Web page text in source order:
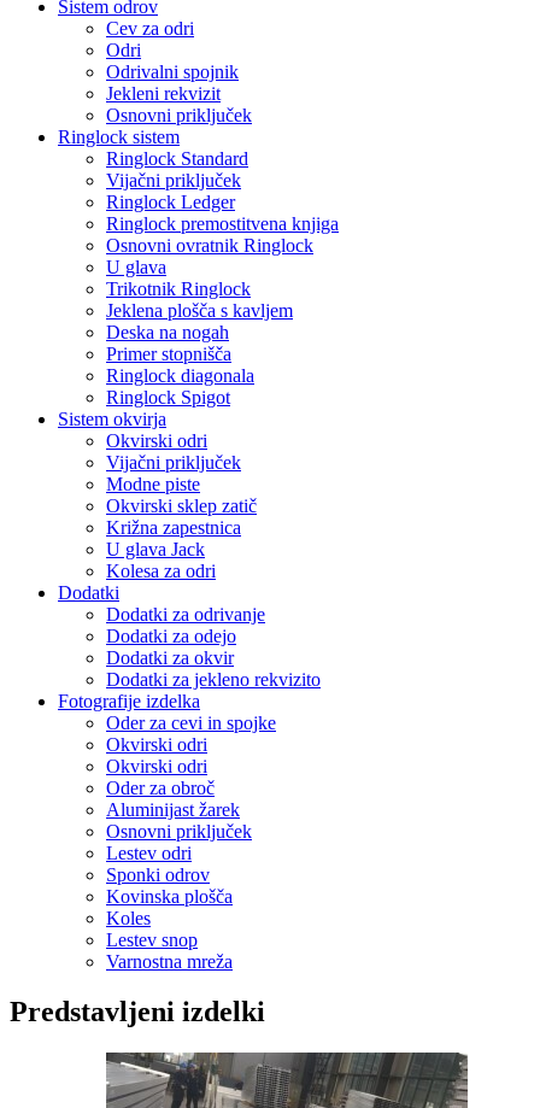
Sistem odrov
Cev za odri
Odri
Odrivalni spojnik
Jekleni rekvizit
Osnovni priključek
Ringlock sistem
Ringlock Standard
Vijačni priključek
Ringlock Ledger
Ringlock premostitvena knjiga
Osnovni ovratnik Ringlock
U glava
Trikotnik Ringlock
Jeklena plošča s kavljem
Deska na nogah
Primer stopnišča
Ringlock diagonala
Ringlock Spigot
Sistem okvirja
Okvirski odri
Vijačni priključek
Modne piste
Okvirski sklep zatič
Križna zapestnica
U glava Jack
Kolesa za odri
Dodatki
Dodatki za odrivanje
Dodatki za odejo
Dodatki za okvir
Dodatki za jekleno rekvizito
Fotografije izdelka
Oder za cevi in ​​spojke
Okvirski odri
Okvirski odri
Oder za obroč
Aluminijast žarek
Osnovni priključek
Lestev odri
Sponki odrov
Kovinska plošča
Koles
Lestev snop
Varnostna mreža
Predstavljeni izdelki